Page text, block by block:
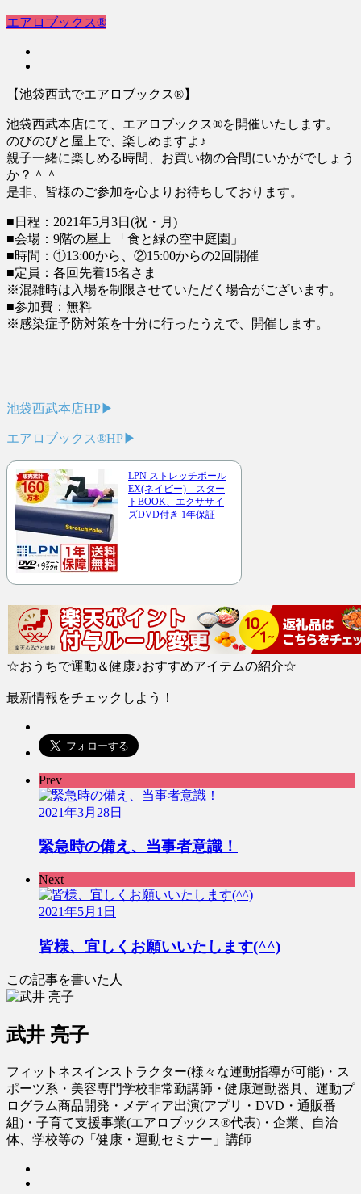
エアロブックス®︎
【池袋西武でエアロブックス®︎】
池袋西武本店にて、エアロブックス®︎を開催いたします。
のびのびと屋上で、楽しめますよ♪
親子一緒に楽しめる時間、お買い物の合間にいかがでしょう
か？＾＾
是非、皆様のご参加を心よりお待ちしております。
■日程：2021年5月3日(祝・月)
■会場：9階の屋上 「食と緑の空中庭園」
■時間：①13:00から、②15:00からの2回開催
■定員：各回先着15名さま
※混雑時は入場を制限させていただく場合がございます。
■参加費：無料
※感染症予防対策を十分に行ったうえで、開催します。
池袋西武本店HP▶︎
エアロブックス®︎HP▶︎
LPN ストレッチポール
EX(ネイビー) スター
トBOOK、エクササイ
ズDVD付き 1年保証
☆おうちで運動＆健康♪おすすめアイテムの紹介☆
最新情報をチェックしよう！
Prev
2021年3月28日
緊急時の備え、当事者意識！
Next
2021年5月1日
皆様、宜しくお願いいたします(^^)
この記事を書いた人
武井 亮子
フィットネスインストラクター(様々な運動指導が可能)・ス
ポーツ系・美容専門学校非常勤講師・健康運動器具、運動プ
ログラム商品開発・メディア出演(アプリ・DVD・通販番
組)・子育て支援事業(エアロブックス®︎代表)・企業、自治
体、学校等の「健康・運動セミナー」講師